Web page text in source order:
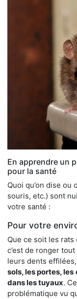
En apprendre un
pour la santé
Quoi qu’on dise ou
souris, etc.) sont
votre santé :
Pour votre
Que ce soit les
c’est de ronger
leurs dents
sols, les portes, les
dans les tuyaux.
problématique vu